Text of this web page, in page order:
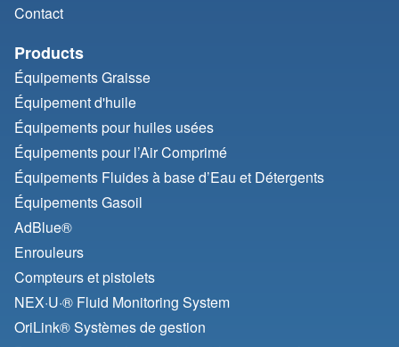
Contact
Products
Équipements Graisse
Équipement d'huile
Équipements pour huiles usées
Équipements pour l’Air Comprimé
Équipements Fluides à base d’Eau et Détergents
Équipements Gasoil
AdBlue®
Enrouleurs
Compteurs et pistolets
NEX·U·® Fluid Monitoring System
OriLink® Systèmes de gestion